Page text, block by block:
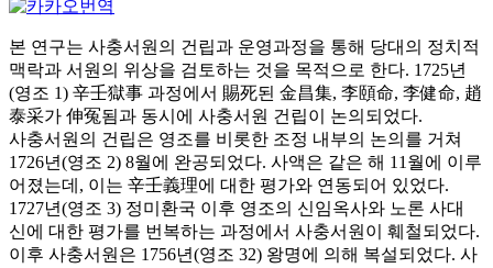
본 연구는 사충서원의 건립과 운영과정을 통해 당대의 정치적
맥락과 서원의 위상을 검토하는 것을 목적으로 한다. 1725년
(영조 1) 辛壬獄事 과정에서 賜死된 金昌集, 李頤命, 李健命, 趙
泰采가 伸冤됨과 동시에 사충서원 건립이 논의되었다.
사충서원의 건립은 영조를 비롯한 조정 내부의 논의를 거쳐
1726년(영조 2) 8월에 완공되었다. 사액은 같은 해 11월에 이루
어졌는데, 이는 辛壬義理에 대한 평가와 연동되어 있었다.
1727년(영조 3) 정미환국 이후 영조의 신임옥사와 노론 사대
신에 대한 평가를 번복하는 과정에서 사충서원이 훼철되었다.
이후 사충서원은 1756년(영조 32) 왕명에 의해 복설되었다. 사